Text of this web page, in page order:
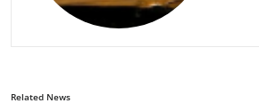
Related News